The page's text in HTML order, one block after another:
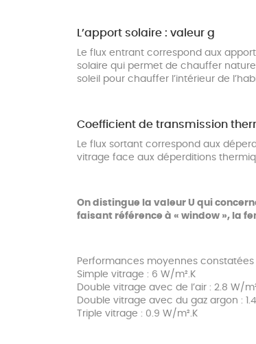
L’apport solaire : valeur g
Le flux entrant correspond aux
solaire qui permet de chauffer
soleil pour chauffer l’intérieur de
Coefficient de transmission
Le flux sortant correspond aux
vitrage face aux déperditions
On distingue la valeur U qui
faisant référence à « window », la
Performances moyennes constatées
Simple vitrage : 6 W/m².K
Double vitrage avec de l’air : 2.8 W/
Double vitrage avec du gaz argon :
Triple vitrage : 0.9 W/m².K